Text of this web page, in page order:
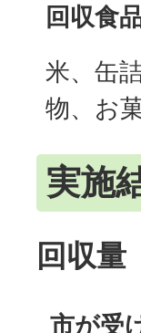
回収食
米、缶
物、お
実施
回収量
市が受